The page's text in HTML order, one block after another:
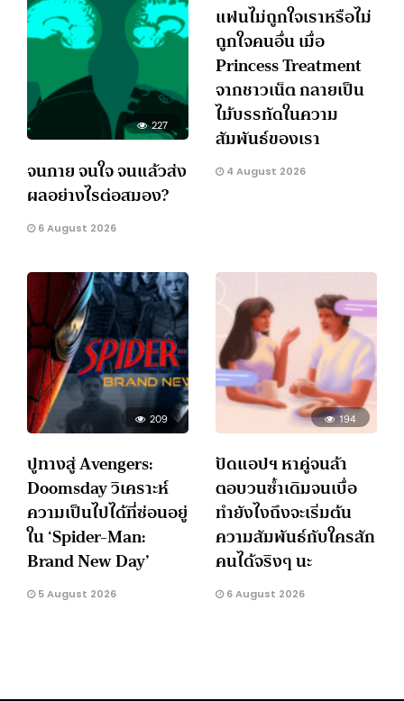
227
จนกาย จนใจ จนแล้วส่ง
ผลอย่างไรต่อสมอง?
6 August 2026
แฟนไม่ถูกใจเราหรือไม่
ถูกใจคนอื่น เมื่อ
Princess Treatment
จากชาวเน็ต กลายเป็น
ไม้บรรทัดในความ
สัมพันธ์ของเรา
4 August 2026
209
ปูทางสู่ Avengers:
Doomsday วิเคราะห์
ความเป็นไปได้ที่ซ่อนอยู่
ใน ‘Spider-Man:
Brand New Day’
5 August 2026
194
ปัดแอปฯ หาคู่จนล้า
ตอบวนซ้ำเดิมจนเบื่อ
ทำยังไงถึงจะเริ่มต้น
ความสัมพันธ์กับใครสัก
คนได้จริงๆ นะ
6 August 2026